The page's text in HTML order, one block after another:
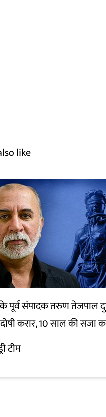
like
पूर्व संपादक तरुण तेजपाल
करार, 10 साल की सजा
टीम